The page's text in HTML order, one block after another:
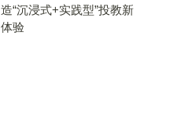
造“沉浸式+实践型”投教新
体验